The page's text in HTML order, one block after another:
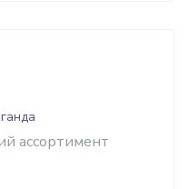
ассортимент